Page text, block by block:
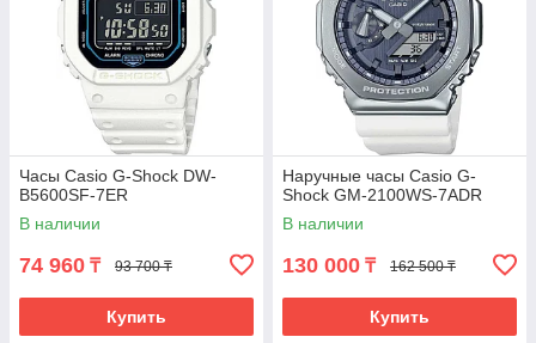
Часы Casio G-Shock DW-
B5600SF-7ER
В наличии
74 960 ₸ 93 700 ₸
Купить
Наручные часы Casio G-
Shock GM-2100WS-7ADR
В наличии
130 000 ₸ 162 500 ₸
Купить